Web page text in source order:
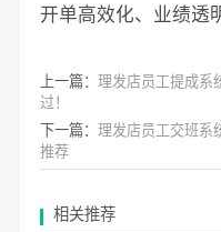
开单高效化、业绩透
上一篇： 理发店员工提成系
过！
下一篇： 理发店员工交班系
推荐
相关推荐